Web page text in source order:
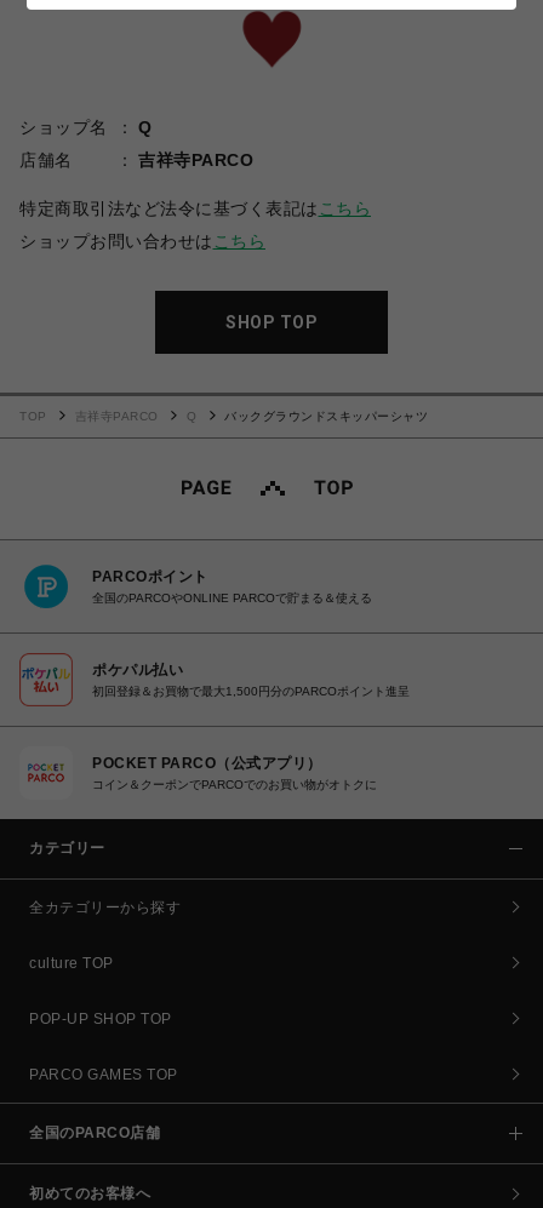
ショップ名
Q
店舗名
吉祥寺PARCO
特定商取引法など法令に基づく表記は こちら
ショップお問い合わせは こちら
SHOP TOP
TOP 吉祥寺PARCO Q バックグラウンドスキッパーシャツ
PARCOポイント
全国のPARCOやONLINE PARCOで貯まる＆使える
ポケパル払い
初回登録＆お買物で最大1,500円分のPARCOポイント進呈
POCKET PARCO（公式アプリ）
コイン＆クーポンでPARCOでのお買い物がオトクに
カテゴリー
全カテゴリーから探す
culture TOP
POP-UP SHOP TOP
PARCO GAMES TOP
全国のPARCO店舗
初めてのお客様へ